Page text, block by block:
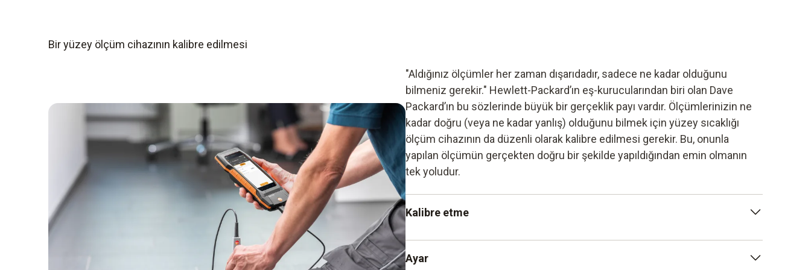
Bir yüzey ölçüm cihazının kalibre edilmesi
"Aldığınız ölçümler her zaman dışarıdadır, sadece ne kadar olduğunu
bilmeniz gerekir." Hewlett-Packard’ın eş-kurucularından biri olan Dave
Packard’ın bu sözlerinde büyük bir gerçeklik payı vardır. Ölçümlerinizin ne
kadar doğru (veya ne kadar yanlış) olduğunu bilmek için yüzey sıcaklığı
ölçüm cihazının da düzenli olarak kalibre edilmesi gerekir. Bu, onunla
yapılan ölçümün gerçekten doğru bir şekilde yapıldığından emin olmanın
tek yoludur.
Kalibre etme
sapmasının kaydedilmesi ve belgelendirilmesi. Bu cihaz standart olarak
Ayar